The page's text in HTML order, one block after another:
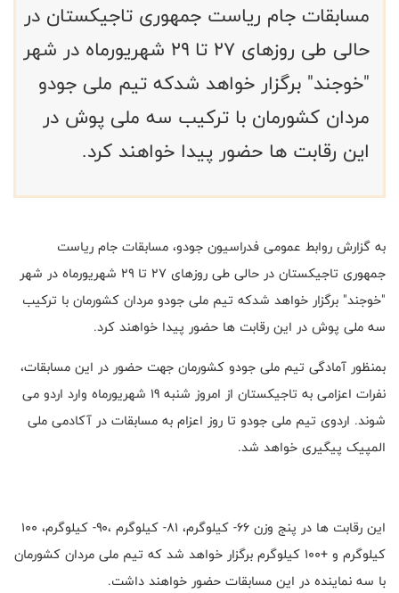
مسابقات جام ریاست جمهوری تاجیکستان در
حالی طی روزهای ۲۷ تا ۲۹ شهریورماه در شهر
"خوجند" برگزار خواهد شدکه تیم ملی جودو
مردان کشورمان با ترکیب سه ملی پوش در
این رقابت ها حضور پیدا خواهند کرد.
به گزارش روابط عمومی فدراسیون جودو، مسابقات جام ریاست
جمهوری تاجیکستان در حالی طی روزهای ۲۷ تا ۲۹ شهریورماه در شهر
"خوجند" برگزار خواهد شدکه تیم ملی جودو مردان کشورمان با ترکیب
سه ملی پوش در این رقابت ها حضور پیدا خواهند کرد.
بمنظور آمادگی تیم ملی جودو کشورمان جهت حضور در این مسابقات،
نفرات اعزامی به تاجیکستان از امروز شنبه 19 شهریورماه وارد اردو می
شوند. اردوی تیم ملی جودو تا روز اعزام به مسابقات در آکادمی ملی
المپیک پیگیری خواهد شد.
این رقابت ها در پنج وزن ۶۶- کیلوگرم، ۸۱- کیلوگرم ،۹۰- کیلوگرم، ۱۰۰
کیلوگرم و +۱۰۰ کیلوگرم برگزار خواهد شد که تیم ملی مردان کشورمان
با سه نماینده در این مسابقات حضور خواهند داشت.